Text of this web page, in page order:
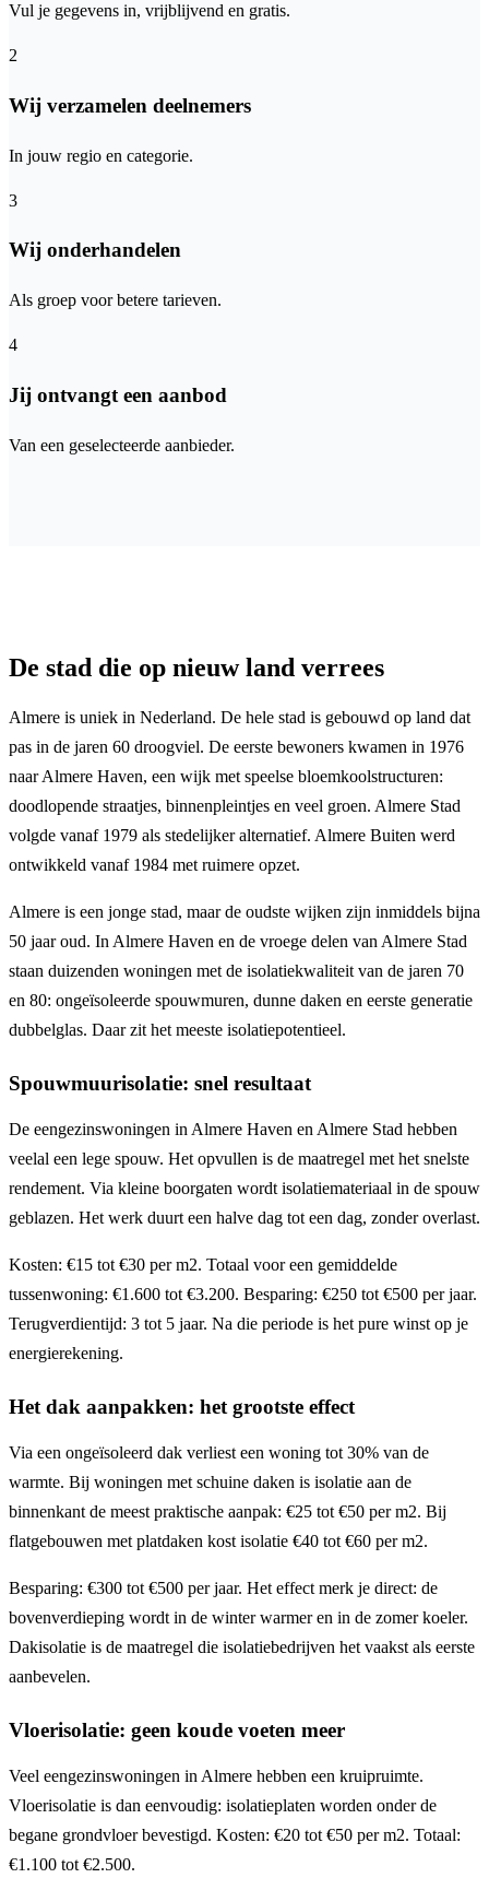
Vul je gegevens in, vrijblijvend en gratis.
2
Wij verzamelen deelnemers
In jouw regio en categorie.
3
Wij onderhandelen
Als groep voor betere tarieven.
4
Jij ontvangt een aanbod
Van een geselecteerde aanbieder.
De stad die op nieuw land verrees
Almere is uniek in Nederland. De hele stad is gebouwd op land dat
pas in de jaren 60 droogviel. De eerste bewoners kwamen in 1976
naar Almere Haven, een wijk met speelse bloemkoolstructuren:
doodlopende straatjes, binnenpleintjes en veel groen. Almere Stad
volgde vanaf 1979 als stedelijker alternatief. Almere Buiten werd
ontwikkeld vanaf 1984 met ruimere opzet.
Almere is een jonge stad, maar de oudste wijken zijn inmiddels bijna
50 jaar oud. In Almere Haven en de vroege delen van Almere Stad
staan duizenden woningen met de isolatiekwaliteit van de jaren 70
en 80: ongeïsoleerde spouwmuren, dunne daken en eerste generatie
dubbelglas. Daar zit het meeste isolatiepotentieel.
Spouwmuurisolatie: snel resultaat
De eengezinswoningen in Almere Haven en Almere Stad hebben
veelal een lege spouw. Het opvullen is de maatregel met het snelste
rendement. Via kleine boorgaten wordt isolatiemateriaal in de spouw
geblazen. Het werk duurt een halve dag tot een dag, zonder overlast.
Kosten: €15 tot €30 per m2. Totaal voor een gemiddelde
tussenwoning: €1.600 tot €3.200. Besparing: €250 tot €500 per jaar.
Terugverdientijd: 3 tot 5 jaar. Na die periode is het pure winst op je
energierekening.
Het dak aanpakken: het grootste effect
Via een ongeïsoleerd dak verliest een woning tot 30% van de
warmte. Bij woningen met schuine daken is isolatie aan de
binnenkant de meest praktische aanpak: €25 tot €50 per m2. Bij
flatgebouwen met platdaken kost isolatie €40 tot €60 per m2.
Besparing: €300 tot €500 per jaar. Het effect merk je direct: de
bovenverdieping wordt in de winter warmer en in de zomer koeler.
Dakisolatie is de maatregel die isolatiebedrijven het vaakst als eerste
aanbevelen.
Vloerisolatie: geen koude voeten meer
Veel eengezinswoningen in Almere hebben een kruipruimte.
Vloerisolatie is dan eenvoudig: isolatieplaten worden onder de
begane grondvloer bevestigd. Kosten: €20 tot €50 per m2. Totaal:
€1.100 tot €2.500.